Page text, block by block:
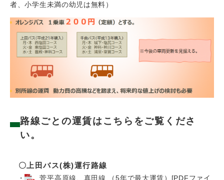
者、小学生未満の幼児は無料）
路線ごとの運賃はこちらをご覧くださ
い。
〇上田バス(株)運行路線
・
菅平高原線、真田線 （5年で最大運賃）[PDFファイ